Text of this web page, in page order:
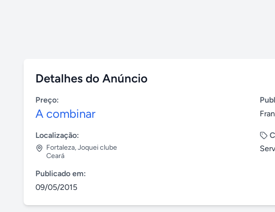
Detalhes do Anúncio
Preço:
A combinar
Localização:
Fortaleza,Joquei clube
Ceará
Publicado em:
09/05/2015